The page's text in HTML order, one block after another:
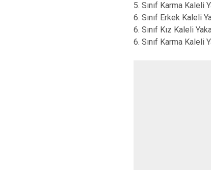
5. Sınıf Karma Kaleli
6. Sınıf Erkek Kaleli
6. Sınıf Kız Kaleli
6. Sınıf Karma Kaleli